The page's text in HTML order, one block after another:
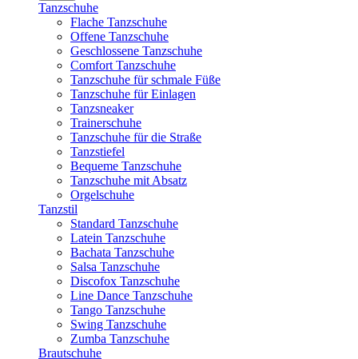
Tanzschuhe
Flache Tanzschuhe
Offene Tanzschuhe
Geschlossene Tanzschuhe
Comfort Tanzschuhe
Tanzschuhe für schmale Füße
Tanzschuhe für Einlagen
Tanzsneaker
Trainerschuhe
Tanzschuhe für die Straße
Tanzstiefel
Bequeme Tanzschuhe
Tanzschuhe mit Absatz
Orgelschuhe
Tanzstil
Standard Tanzschuhe
Latein Tanzschuhe
Bachata Tanzschuhe
Salsa Tanzschuhe
Discofox Tanzschuhe
Line Dance Tanzschuhe
Tango Tanzschuhe
Swing Tanzschuhe
Zumba Tanzschuhe
Brautschuhe